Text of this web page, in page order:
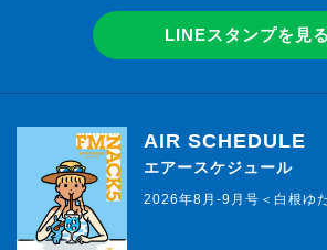
LINEスタンプを見る
AIR SCHEDULE
エアースケジュール
2026年8月-9月号＜白根ゆ